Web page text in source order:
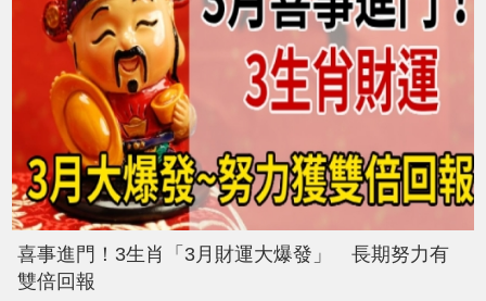
喜事進門！3生肖「3月財運大爆發」 長期努力有
雙倍回報